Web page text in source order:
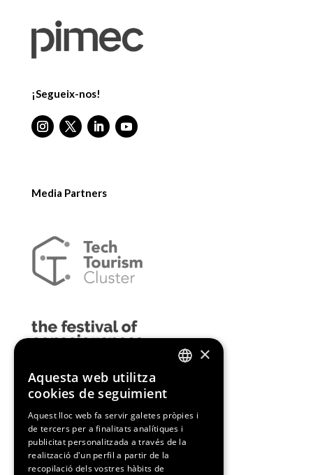
¡Segueix-nos!
Media Partners
CATALAN
×
Aquesta web utilitza
cookies de seguimient
Aquest lloc web fa servir galetes pròpies i
de tercers per a finalitats analítiques i
publicitat personalitzada a través de la
realització d'un perfil a partir de la
recopilació dels vostres hàbits de